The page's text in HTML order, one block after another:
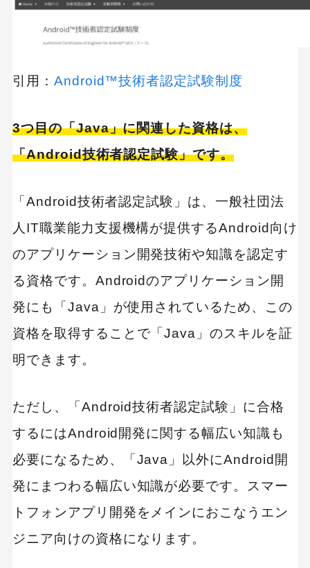
引用： Android™技術者認定試験制度
3つ目の「Java」に関連した資格は、
「Android技術者認定試験」です。
「Android技術者認定試験」は、一般社団法
人IT職業能力支援機構が提供するAndroid向け
のアプリケーション開発技術や知識を認定す
る資格です。Androidのアプリケーション開
発にも「Java」が使用されているため、この
資格を取得することで「Java」のスキルを証
明できます。
ただし、「Android技術者認定試験」に合格
するにはAndroid開発に関する幅広い知識も
必要になるため、「Java」以外にAndroid開
発にまつわる幅広い知識が必要です。スマー
トフォンアプリ開発をメインにおこなうエン
ジニア向けの資格になります。